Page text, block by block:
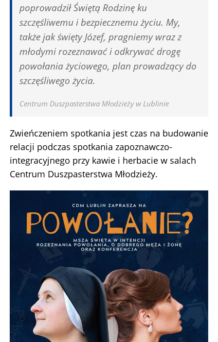
poprowadził Świętą Rodzinę ku
szczęśliwemu i bezpiecznemu życiu. My,
także jak święty Józef, pragniemy wraz z
młodymi rozeznawać i odkrywać drogę
powołania życiowego, plan prowadzący do
szczęśliwego życia.
Centrum Duszpasterstwa Młodzieży w Lublinie
Zwieńczeniem spotkania jest czas na budowanie
relacji podczas spotkania zapoznawczo-
integracyjnego przy kawie i herbacie w salach
Centrum Duszpasterstwa Młodzieży.